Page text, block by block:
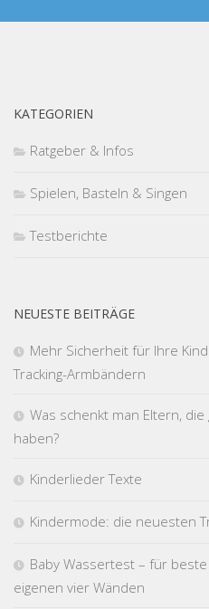
KATEGORIEN
Ratgeber & Infos
Spielen, Basteln & Singen
Testberichte
NEUESTE BEITRÄGE
Mehr Sicherheit für Ihre
Tracking-Armbändern
Was schenkt man Eltern,
haben?
Kinderlieder Texte
Kindermode: die neuesten
Baby Wassertest – für
eigenen vier Wänden